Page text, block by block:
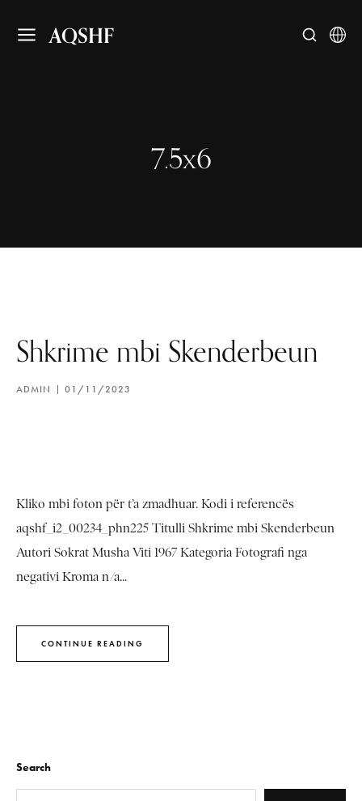
AQSHF
7.5x6
Shkrime mbi Skenderbeun
ADMIN 01/11/2023
Kliko mbi foton për t’a zmadhuar. Kodi i referencës
aqshf_i2_00234_phn225 Titulli Shkrime mbi Skenderbeun
Autori Sokrat Musha Viti 1967 Kategoria Fotografi nga
negativi Kroma n/a...
CONTINUE READING
Search